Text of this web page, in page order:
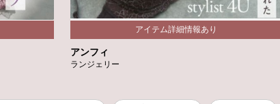
アンフィ
ランジェリー